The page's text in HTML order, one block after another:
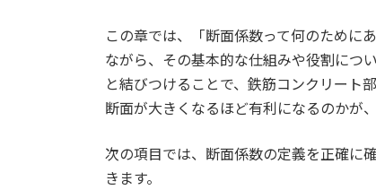
この章では、「断面係数って何のために
ながら、その基本的な仕組みや役割につ
と結びつけることで、鉄筋コンクリート
断面が大きくなるほど有利になるのかが
次の項目では、断面係数の定義を正確に
きます。